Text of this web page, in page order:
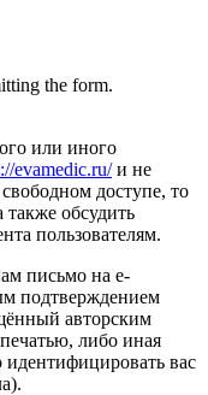
the form.
или иного
evamedic.ru/и не
доступе, то
обсудить
пользователям.
письмо на e-
подтверждением
авторским
либо иная
вас